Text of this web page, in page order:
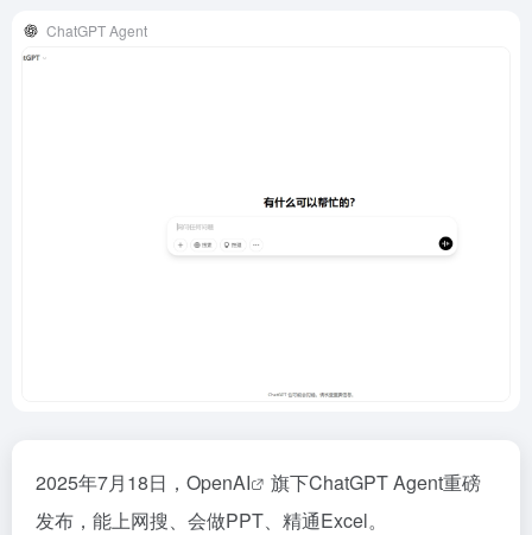
ChatGPT Agent
2025年7月18日，OpenAI
旗下ChatGPT Agent重磅
发布，能上网搜、会做PPT、精通Excel。